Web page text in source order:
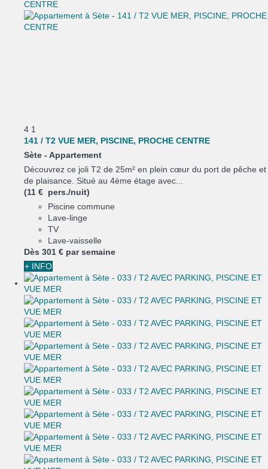
4 1
141 / T2 VUE MER, PISCINE, PROCHE CENTRE
Sète - Appartement
Découvrez ce joli T2 de 25m² en plein cœur du port de pêche et
de plaisance. Situé au 4ème étage avec...
(11 € pers./nuit)
Piscine commune
Lave-linge
TV
Lave-vaisselle
Dès 301 € par semaine
+ INFO